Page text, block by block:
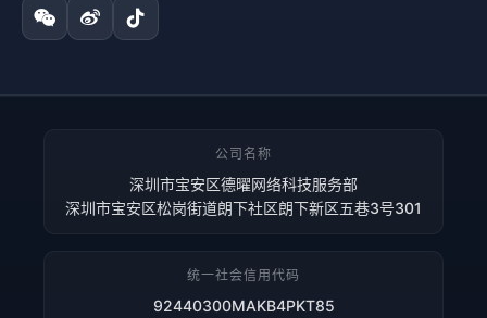
公司名称
深圳市宝安区德曜网络科技服务部
深圳市宝安区松岗街道朗下社区朗下新区五巷3号301
统一社会信用代码
92440300MAKB4PKT85